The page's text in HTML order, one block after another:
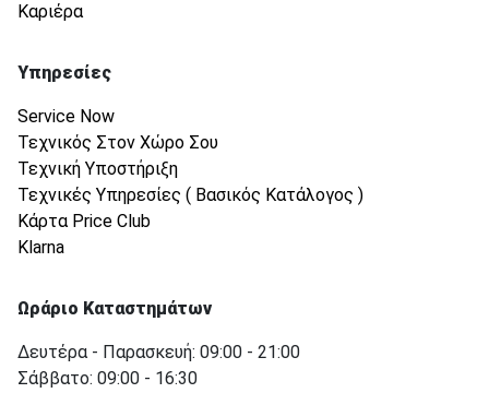
Καριέρα
Υπηρεσίες
Service Now
Τεχνικός Στον Χώρο Σου
Τεχνική Υποστήριξη
Τεχνικές Υπηρεσίες ( Βασικός Κατάλογος )
Κάρτα Price Club
Klarna
Ωράριο Καταστημάτων
Δευτέρα - Παρασκευή: 09:00 - 21:00
Σάββατο: 09:00 - 16:30